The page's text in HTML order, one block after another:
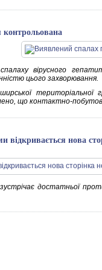
контрольована
вірусного
цього захворювання.
що контактно-
нова
достатньої